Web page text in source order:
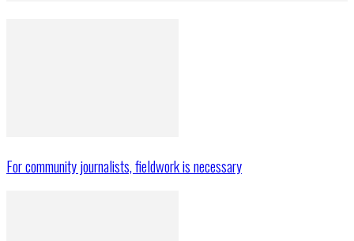
For community journalists, fieldwork is necessary